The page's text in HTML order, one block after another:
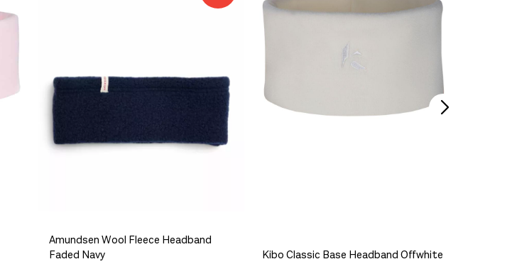
Ikke på lager
Amundsen Wool Fleece Headband
Faded Navy
Kibo Classic Base Headband Offwhite